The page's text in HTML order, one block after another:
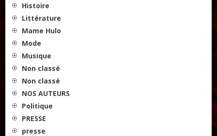
Histoire
Littérature
Mame Hulo
Mode
Musique
Non classé
Non classé
NOS AUTEURS
Politique
PRESSE
presse